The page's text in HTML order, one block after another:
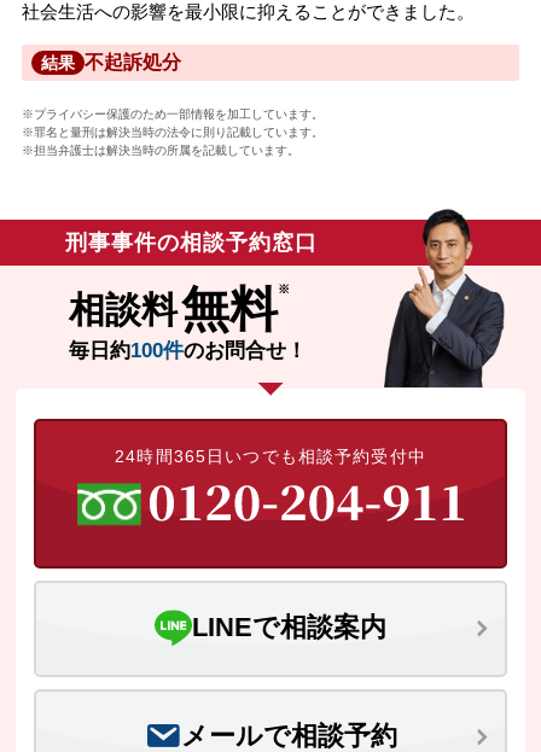
社会生活への影響を最小限に抑えることができました。
結果 不起訴処分
※プライバシー保護のため一部情報を加工しています。
※罪名と量刑は解決当時の法令に則り記載しています。
※担当弁護士は解決当時の所属を記載しています。
刑事事件の相談予約窓口
相談料無料
毎日約100件のお問合せ！
24時間365日いつでも相談予約受付中
LINEで相談案内
メールで相談予約